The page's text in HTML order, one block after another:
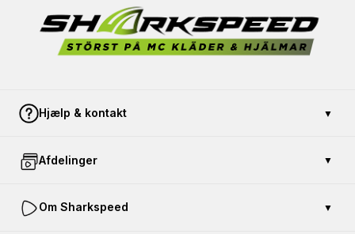
Hjælp & kontakt ▼
Kontakt os
Åbent køb
Afdelinger ▼
Køb gavekort
Om Sharkspeed ▼